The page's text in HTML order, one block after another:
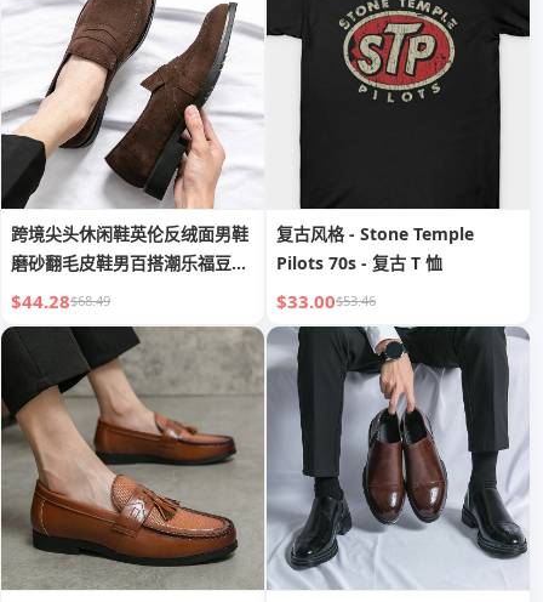
跨境尖头休闲鞋英伦反绒面男鞋
磨砂翻毛皮鞋男百搭潮乐福豆豆
单鞋
$44.28$68.49
复古风格 - Stone Temple
Pilots 70s - 复古 T 恤
$33.00$53.46